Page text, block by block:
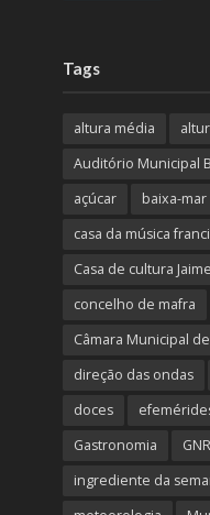
Tags
altura média
Auditório Municipal
açúcar
baixa-mar
casa da música
Casa de cultura
concelho de mafra
Câmara Municipal
direção das ondas
doces
Gastronomia
GNR
ingrediente da